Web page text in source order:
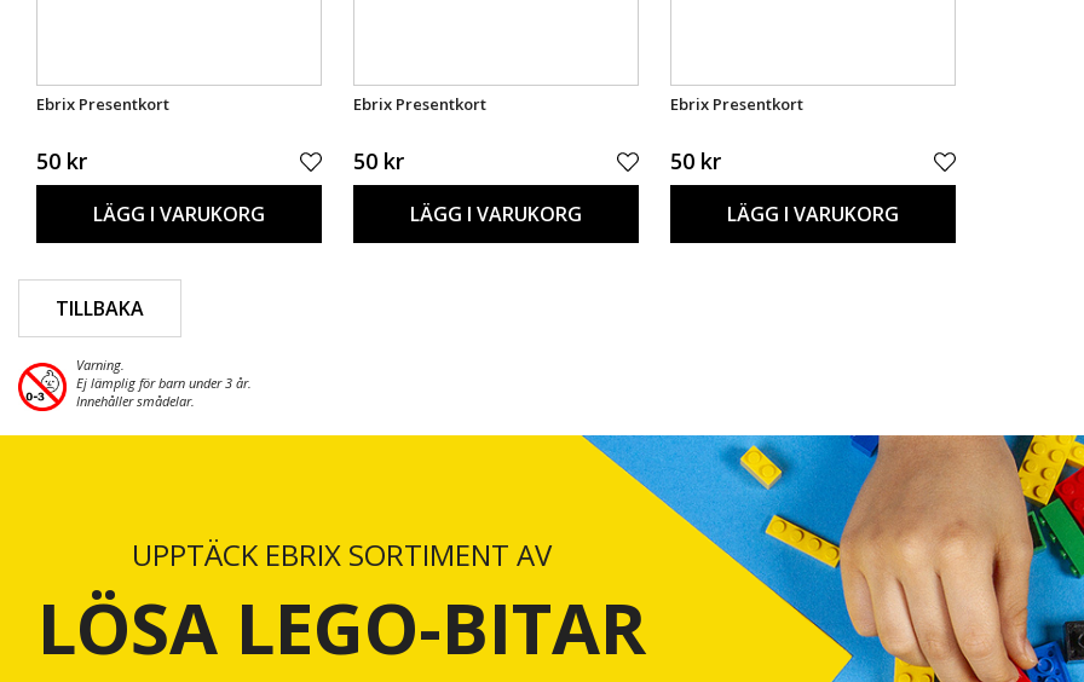
Ebrix Presentkort
50 kr
LÄGG I VARUKORG
Ebrix Presentkort
50 kr
LÄGG I VARUKORG
Ebrix Presentkort
50 kr
LÄGG I VARUKORG
TILLBAKA
Varning.
Ej lämplig för barn under 3 år.
Innehåller smådelar.
UPPTÄCK EBRIX SORTIMENT AV
LÖSA LEGO-BITAR